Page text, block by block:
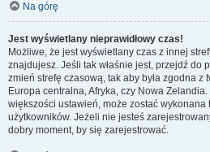
Na górę
Jest wyświetlany nieprawidłowy czas!
Możliwe, że jest wyświetlany czas z innej
znajdujesz. Jeśli tak właśnie jest, przejdź do
zmień strefę czasową, tak aby była zgodna z
Europa centralna, Afryka, czy Nowa
większości ustawień, może zostać wykonana
użytkowników. Jeżeli nie jesteś
dobry moment, by się zarejestrować.